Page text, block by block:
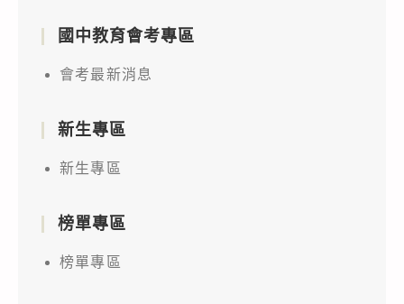
國中教育會考專區
會考最新消息
新生專區
新生專區
榜單專區
榜單專區